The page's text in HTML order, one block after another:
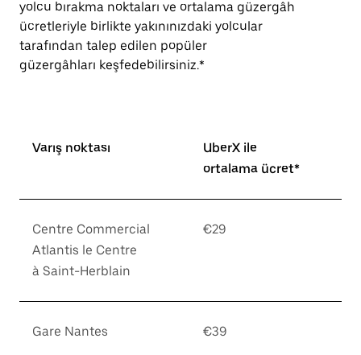
yolcu bırakma noktaları ve ortalama güzergâh
ücretleriyle birlikte yakınınızdaki yolcular
tarafından talep edilen popüler
güzergâhları keşfedebilirsiniz.*
Varış noktası
UberX ile
ortalama ücret*
Centre Commercial
Atlantis le Centre
à Saint-Herblain
€29
Gare Nantes €39